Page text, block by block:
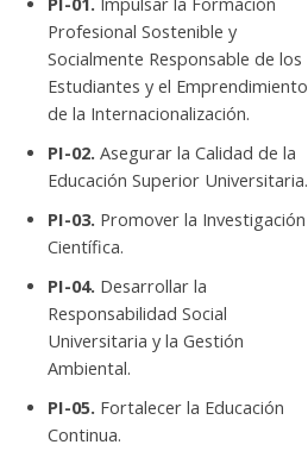
Profesional Sostenible y
Socialmente Responsable de los
Estudiantes y el Emprendimiento
de la Internacionalización.
PI-02. Asegurar la Calidad de la
Educación Superior Universitaria.
PI-03. Promover la Investigación
Científica.
PI-04. Desarrollar la
Responsabilidad Social
Universitaria y la Gestión
Ambiental.
PI-05. Fortalecer la Educación
Continua.